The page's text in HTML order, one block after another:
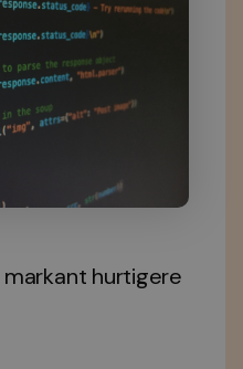
hurtigere